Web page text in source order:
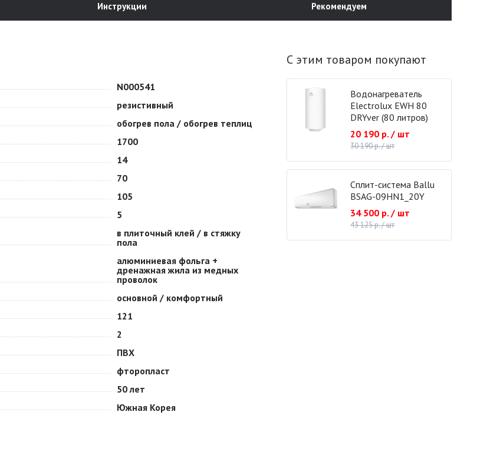
Инструкции Рекомендуем
N000541
резистивный
обогрев пола / обогрев теплиц
1700
14
70
105
5
в плиточный клей / в стяжку
пола
алюминиевая фольга +
дренажная жила из медных
проволок
основной / комфортный
121
2
ПВХ
фторопласт
50 лет
Южная Корея
С этим товаром покупают
Водонагреватель
Electrolux EWH 80
DRYver (80 литров)
20 190 р. / шт
30 190 р. / шт
Сплит-система Ballu
BSAG-09HN1_20Y
34 500 р. / шт
43 125 р. / шт